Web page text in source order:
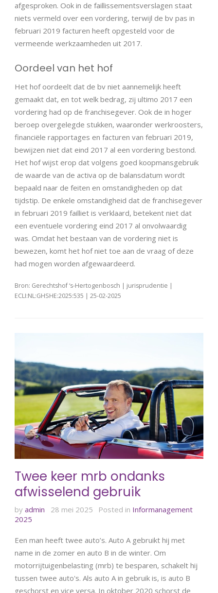
afgesproken. Ook in de faillissementsverslagen staat
niets vermeld over een vordering, terwijl de bv pas in
februari 2019 facturen heeft opgesteld voor de
vermeende werkzaamheden uit 2017.
Oordeel van het hof
Het hof oordeelt dat de bv niet aannemelijk heeft
gemaakt dat, en tot welk bedrag, zij ultimo 2017 een
vordering had op de franchisegever. Ook de in hoger
beroep overgelegde stukken, waaronder werkroosters,
financiële rapportages en facturen van februari 2019,
bewijzen niet dat eind 2017 al een vordering bestond.
Het hof wijst erop dat volgens goed koopmansgebruik
de waarde van de activa op de balansdatum wordt
bepaald naar de feiten en omstandigheden op dat
tijdstip. De enkele omstandigheid dat de franchisegever
in februari 2019 failliet is verklaard, betekent niet dat
een eventuele vordering eind 2017 al onvolwaardig
was. Omdat het bestaan van de vordering niet is
bewezen, komt het hof niet toe aan de vraag of deze
had mogen worden afgewaardeerd.
Bron: Gerechtshof ‘s-Hertogenbosch | jurisprudentie |
ECLI:NL:GHSHE:2025:535 | 25-02-2025
Twee keer mrb ondanks
afwisselend gebruik
by admin 28 mei 2025 Posted in Informanagement
2025
Een man heeft twee auto’s. Auto A gebruikt hij met
name in de zomer en auto B in de winter. Om
motorrijtuigenbelasting (mrb) te besparen, schakelt hij
tussen twee auto's. Als auto A in gebruik is, is auto B
geschorst en vice versa. In oktober 2020 schorst de